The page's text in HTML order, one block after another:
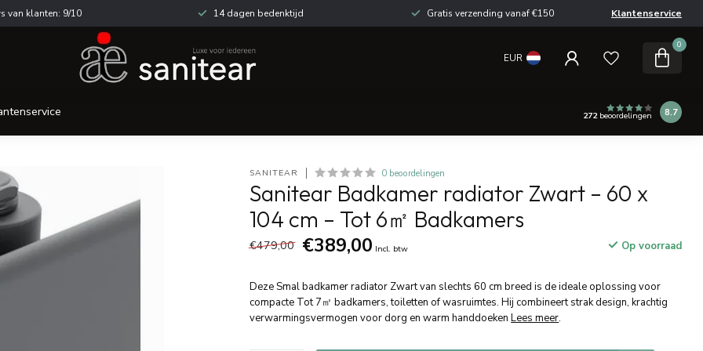
van klanten: 9/10 14 dagen bedenktijd Gratis verzending vanaf €150 Klantenservice
EUR
0
272beoordelingen 8.7
SANITEAR 0 beoordelingen
Sanitear Badkamer radiator Zwart – 60 x
104 cm – Tot 6㎡ Badkamers
€479,00 €389,00 Incl. btw Op voorraad
Deze Smal badkamer radiator Zwart van slechts 60 cm breed is de ideale oplossing voor
compacte Tot 7㎡ badkamers, toiletten of wasruimtes. Hij combineert strak design, krachtig
verwarmingsvermogen voor dorg en warm handdoekenLees meer.